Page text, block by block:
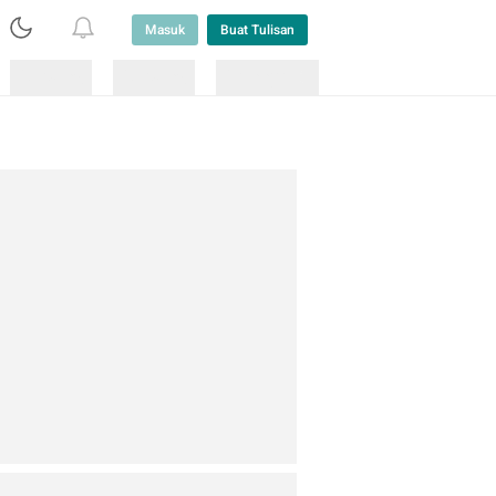
Masuk Buat Tulisan